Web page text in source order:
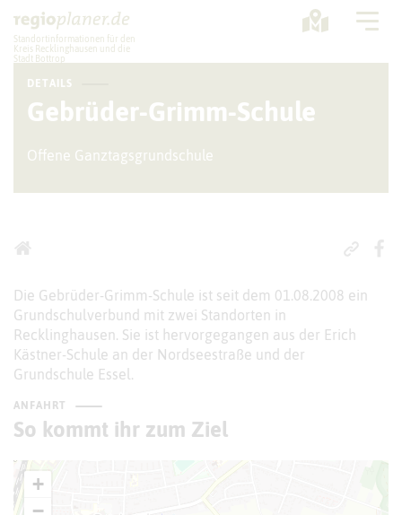
Standortinformationen für den
Kreis Recklinghausen und die
Stadt Bottrop
Planung
Standorte
Statistik
DETAILS
Gebrüder-Grimm-Schule
Offene Ganztagsgrundschule
Die Gebrüder-Grimm-Schule ist seit dem 01.08.2008 ein
Grundschulverbund mit zwei Standorten in
Recklinghausen. Sie ist hervorgegangen aus der Erich
Kästner-Schule an der Nordseestraße und der
Grundschule Essel.
ANFAHRT
So kommt ihr zum Ziel
+